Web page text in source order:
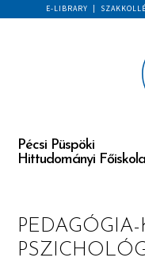
E-LIBRARY |
Pécsi Püspöki
Hittudományi Főiskola